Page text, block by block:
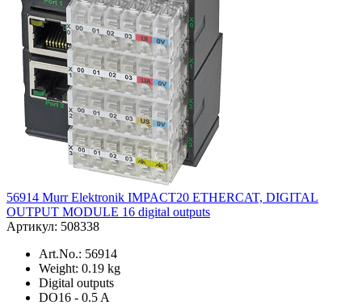
56914 Murr Elektronik IMPACT20 ETHERCAT, DIGITAL
OUTPUT MODULE 16 digital outputs
Артикул: 508338
Art.No.: 56914
Weight: 0.19 kg
Digital outputs
DO16 - 0.5 A